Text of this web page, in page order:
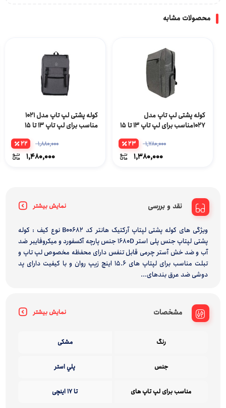
محصولات مشابه
کوله پشتی لپ تاپ مدل
1027مناسب برای لپ تاپ 13 تا 15
1,780,000
1,380,000
23
کوله پشتی لپ تاپ مدل 1021
مناسب برای لپ تاپ 13 تا 15
1,880,000
1,480,000
22
نقد و بررسی نمایش بیشتر
ویژگی های کوله پشتی لپتاپ آرکتیک هانتر کد B00682 نوع کیف : کوله
پشتی لپتاپ جنس پلی استر 1680D جنس پارچه آکسفورد و میکروفایبر ضد
آب و ضد خش آستر چرمی قابل تنفس دارای محفظه مخصوص لپ تاپ و
تبلت مناسب برای لپتاپ های 15.6 اینچ زیپ روان و با کیفیت دارای پد
دوشی ضد عرق بندهای...
مشخصات نمایش بیشتر
رنگ مشکی
جنس پلي استر
مناسب برای لپ تاپ های تا 17 اینچی